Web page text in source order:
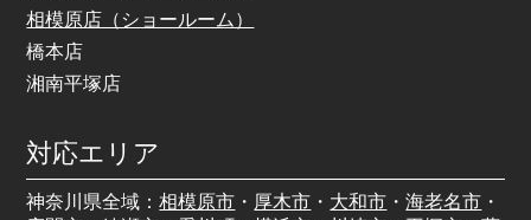
相模原店（ショールーム）
橋本店
湘南平塚店
対応エリア
神奈川県全域：相模原市 ・ 厚木市 ・ 大和市 ・海老名市 ・